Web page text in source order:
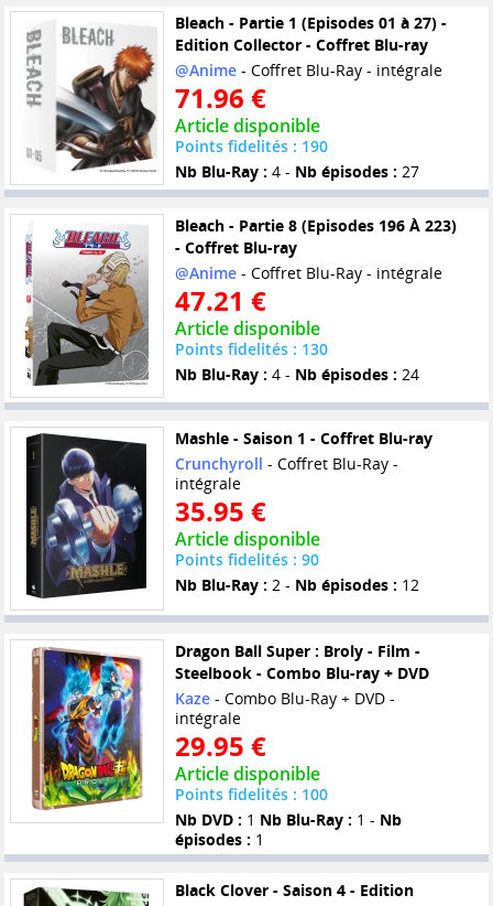
Bleach - Partie 1 (Episodes 01 à 27) -
Edition Collector - Coffret Blu-ray
@Anime- Coffret Blu-Ray - intégrale
71.96 €
Article disponible
Points fidelités : 190
Nb Blu-Ray : 4 - Nb épisodes : 27
Bleach - Partie 8 (Episodes 196 À 223)
- Coffret Blu-ray
@Anime- Coffret Blu-Ray - intégrale
47.21 €
Article disponible
Points fidelités : 130
Nb Blu-Ray : 4 - Nb épisodes : 24
Mashle - Saison 1 - Coffret Blu-ray
Crunchyroll - Coffret Blu-Ray -
intégrale
35.95 €
Article disponible
Points fidelités : 90
Nb Blu-Ray : 2 - Nb épisodes : 12
Dragon Ball Super : Broly - Film -
Steelbook - Combo Blu-ray + DVD
Kaze- Combo Blu-Ray + DVD -
intégrale
29.95 €
Article disponible
Points fidelités : 100
Nb DVD : 1 Nb Blu-Ray : 1 - Nb
épisodes : 1
Black Clover - Saison 4 - Edition